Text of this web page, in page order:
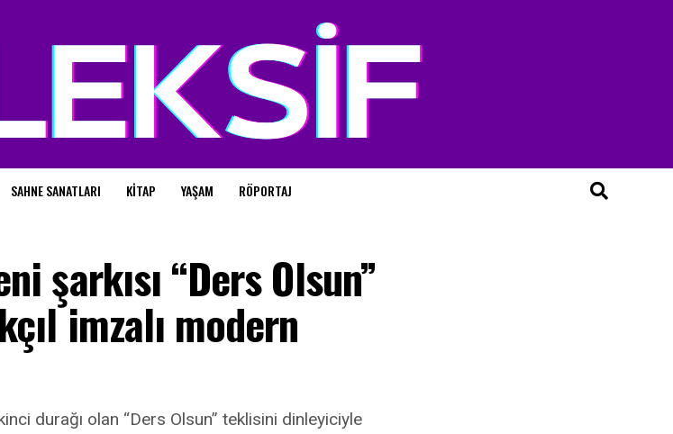
SAHNE SANATLARI KITAP YAŞAM RÖPORTAJ
şarkısı “Ders Olsun”
imzalı modern
durağı olan “Ders Olsun” teklisini dinleyiciyle